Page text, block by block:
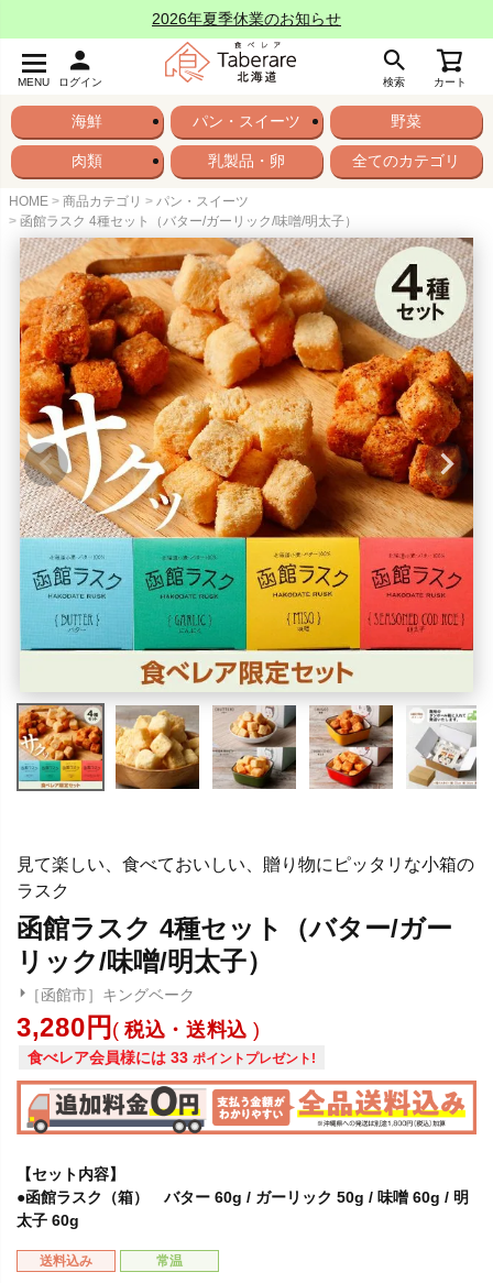
2026年夏季休業のお知らせ
MENU ログイン 検索 カート
海鮮 パン・スイーツ 野菜
肉類 乳製品・卵 全てのカテゴリ
HOME 商品カテゴリ
パン・スイーツ
函館ラスク 4種セット（バター/ガーリック/味噌/明太子）
見て楽しい、食べておいしい、贈り物にピッタリな小箱の
ラスク
函館ラスク 4種セット（バター/ガー
リック/味噌/明太子）
［函館市］キングベーク
3,280 税込・送料込
食べレア会員様には 33 ポイントプレゼント!
【セット内容】
●函館ラスク（箱） バター 60g / ガーリック 50g / 味噌 60g / 明
太子 60g
送料込み 常温